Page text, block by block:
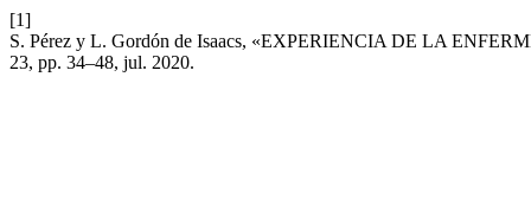
[1]
S. Pérez y L. Gordón de Isaacs, «EXPERIENCIA DE LA
23, pp. 34–48, jul. 2020.